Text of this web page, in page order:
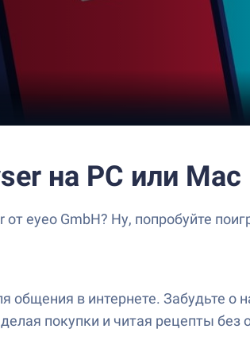
на PC или Mac
eyeo GmbH? Ну, попробуйте
в интернете. Забудьте
покупки и читая рецепты